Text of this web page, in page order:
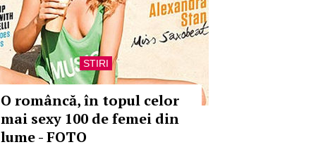
STIRI
O româncă, în topul celor
mai sexy 100 de femei din
lume - FOTO